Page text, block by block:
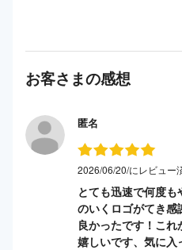
お客さまの感想
匿名
2026/06/20/にレビュー
とても迅速で何度
のいくロゴがてき
良かったです！こ
嬉しいです、気に入